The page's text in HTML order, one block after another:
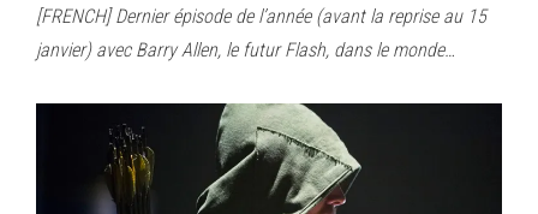
[FRENCH] Dernier épisode de l’année (avant la reprise au 15
janvier) avec Barry Allen, le futur Flash, dans le monde…